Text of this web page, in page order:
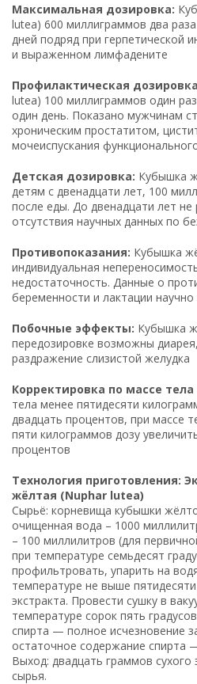
Максимальная дозировка:
lutea) 600 миллиграммов два
дней подряд при герпетической
и выраженном лимфадените
Профилактическая
lutea) 100 миллиграммов один
один день. Показано мужчинам
хроническим простатитом,
мочеиспускания
Детская дозировка: Кубышка
детям с двенадцати лет, 100
после еды. До двенадцати лет не
отсутствия научных данных по
Противопоказания: Кубышка
индивидуальная
недостаточность. Данные о
беременности и лактации
Побочные эффекты: Кубышка
передозировке возможны
раздражение слизистой желудка
Корректировка по массе
тела менее пятидесяти
двадцать процентов, при массе
пяти килограммов дозу
процентов
Технология приготовления:
жёлтая (Nuphar lutea)
Сырьё: корневища кубышки
очищенная вода – 1000
– 100 миллилитров (для
при температуре семьдесят
профильтровать, упарить на
температуре не выше пятидесяти
экстракта. Провести сушку в
температуре сорок пять
спирта — полное исчезновение
остаточное содержание спирта
Выход: двадцать граммов сухого
сырья.